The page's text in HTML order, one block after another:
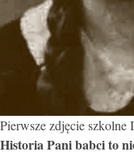
Pierwsze zdjęcie
Historia Pani babci to